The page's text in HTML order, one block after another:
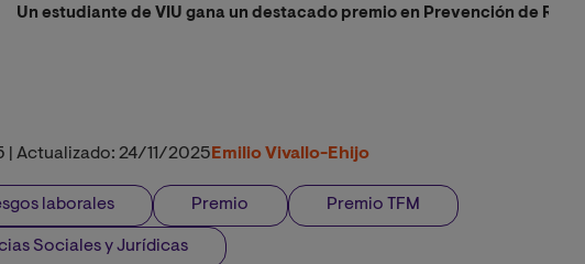
Un estudiante de VIU gana un destacado premio en Prevención de
Actualizado: 24/11/2025 Emilio Vivallo-Ehijo
laborales Premio Premio TFM
Sociales y Jurídicas